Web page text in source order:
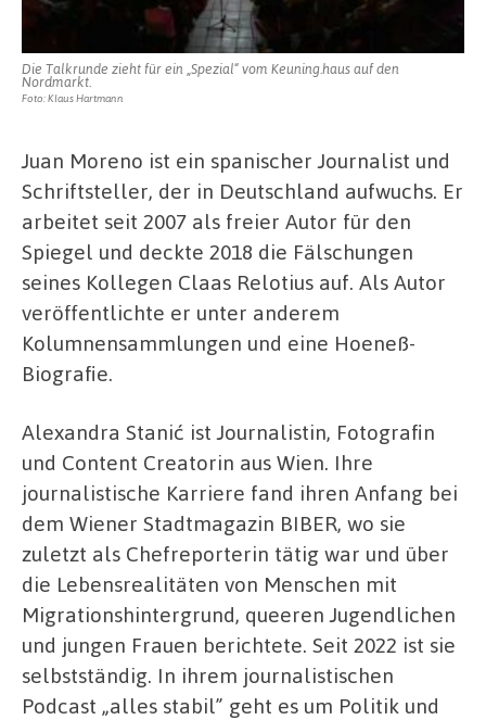
Die Talkrunde zieht für ein „Spezial“ vom Keuning.haus auf den
Nordmarkt.
Foto: Klaus Hartmann
Juan Moreno ist ein spanischer Journalist und
Schriftsteller, der in Deutschland aufwuchs. Er
arbeitet seit 2007 als freier Autor für den
Spiegel und deckte 2018 die Fälschungen
seines Kollegen Claas Relotius auf. Als Autor
veröffentlichte er unter anderem
Kolumnensammlungen und eine Hoeneß-
Biografie.
Alexandra Stanić ist Journalistin, Fotografin
und Content Creatorin aus Wien. Ihre
journalistische Karriere fand ihren Anfang bei
dem Wiener Stadtmagazin BIBER, wo sie
zuletzt als Chefreporterin tätig war und über
die Lebensrealitäten von Menschen mit
Migrationshintergrund, queeren Jugendlichen
und jungen Frauen berichtete. Seit 2022 ist sie
selbstständig. In ihrem journalistischen
Podcast „alles stabil” geht es um Politik und